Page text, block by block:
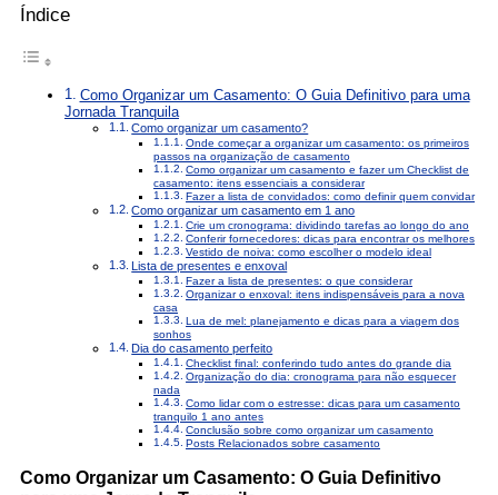
Índice
Como Organizar um Casamento: O Guia Definitivo para uma
Jornada Tranquila
Como organizar um casamento?
Onde começar a organizar um casamento: os primeiros
passos na organização de casamento
Como organizar um casamento e fazer um Checklist de
casamento: itens essenciais a considerar
Fazer a lista de convidados: como definir quem convidar
Como organizar um casamento em 1 ano
Crie um cronograma: dividindo tarefas ao longo do ano
Conferir fornecedores: dicas para encontrar os melhores
Vestido de noiva: como escolher o modelo ideal
Lista de presentes e enxoval
Fazer a lista de presentes: o que considerar
Organizar o enxoval: itens indispensáveis para a nova
casa
Lua de mel: planejamento e dicas para a viagem dos
sonhos
Dia do casamento perfeito
Checklist final: conferindo tudo antes do grande dia
Organização do dia: cronograma para não esquecer
nada
Como lidar com o estresse: dicas para um casamento
tranquilo 1 ano antes
Conclusão sobre como organizar um casamento
Posts Relacionados sobre casamento
Como Organizar um Casamento: O Guia Definitivo